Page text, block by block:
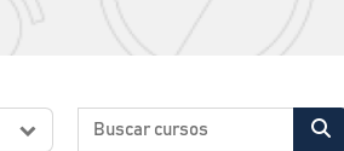
Buscar cursos